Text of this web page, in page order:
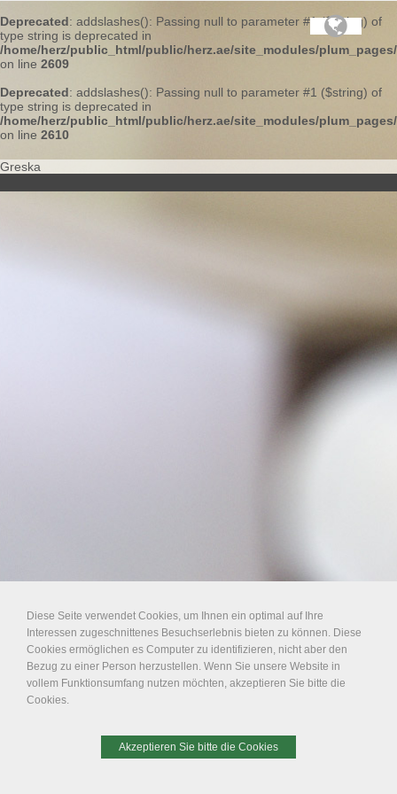
Diese Seite verwendet Cookies, um Ihnen ein optimal auf Ihre
Interessen zugeschnittenes Besuchserlebnis bieten zu können. Diese
Cookies ermöglichen es Computer zu identifizieren, nicht aber den
Bezug zu einer Person herzustellen. Wenn Sie unsere Website in
vollem Funktionsumfang nutzen möchten, akzeptieren Sie bitte die
Cookies.
Akzeptieren Sie bitte die Cookies
Deprecated: addslashes(): Passing null to parameter #1 ($string) of
type string is deprecated in
/home/herz/public_html/public/herz.ae/site_modules/
on line 2609
Deprecated: addslashes(): Passing null to parameter #1 ($string) of
type string is deprecated in
/home/herz/public_html/public/herz.ae/site_modules/
on line 2610
Greska